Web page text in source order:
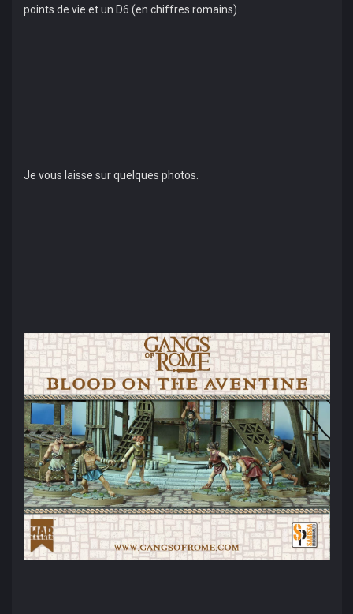
points de vie et un D6 (en chiffres romains).
Je vous laisse sur quelques photos.